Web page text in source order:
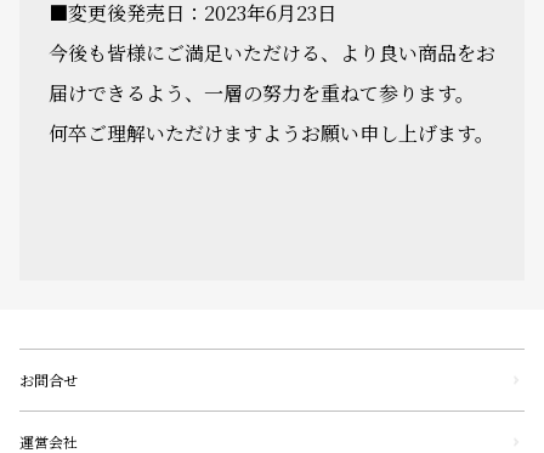
■変更後発売日：2023年6月23日
今後も皆様にご満足いただける、より良い商品をお
届けできるよう、一層の努力を重ねて参ります。
何卒ご理解いただけますようお願い申し上げます。
お問合せ
運営会社